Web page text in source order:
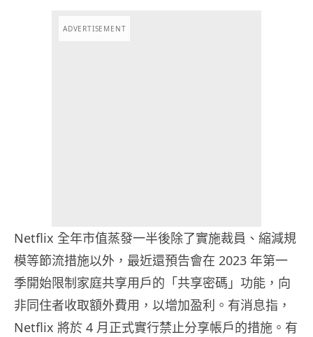
ADVERTISEMENT
Netflix 全年市值蒸發一半後除了實施裁員、縮減規
模等節流措施以外，最近還預告會在 2023 年第一
季開始限制家庭共享用戶的「共享密碼」功能，向
非同住者收取額外費用，以增加盈利。有消息指，
Netflix 將於 4 月正式實行禁止分享帳戶的措施。有